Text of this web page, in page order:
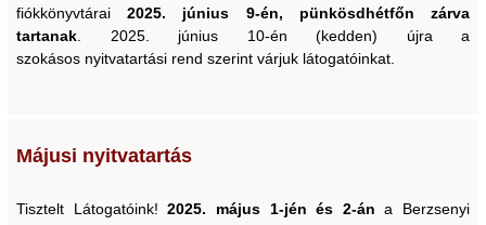
fiókkönyvtárai2025. június 9-én, pünkösdhétfőn zárva
tartanak . 2025. június 10-én (kedden) újra a
szokásos nyitvatartási rend szerint várjuk látogatóinkat.
Májusi nyitvatartás
Tisztelt Látogatóink!2025. május 1-jén és 2-án a Berzsenyi